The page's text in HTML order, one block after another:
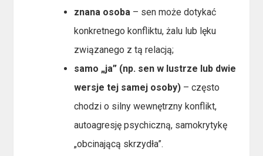
znana osoba – sen może dotykać
konkretnego konfliktu, żalu lub lęku
związanego z tą relacją;
samo „ja” (np. sen w lustrze lub dwie
wersje tej samej osoby) – często
chodzi o silny wewnętrzny konflikt,
autoagresję psychiczną, samokrytykę
„obcinającą skrzydła”.